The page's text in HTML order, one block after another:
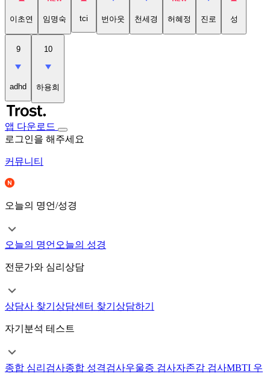
이초연 임명숙 tci 번아웃 천세경 허혜정 진로 성
9
adhd
10
하용희
앱 다운로드
로그인을 해주세요
커뮤니티
오늘의 명언/성경
오늘의 명언 오늘의 성경
전문가와 심리상담
상담사 찾기 상담센터 찾기 상담하기
자기분석 테스트
종합 심리검사종합 성격검사우울증 검사자존감 검사MBTI 우